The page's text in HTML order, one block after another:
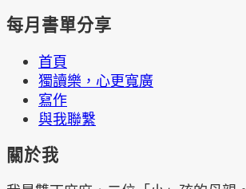
每月書單分享
首頁
獨讀樂，心更寬廣
寫作
與我聯繫
關於我